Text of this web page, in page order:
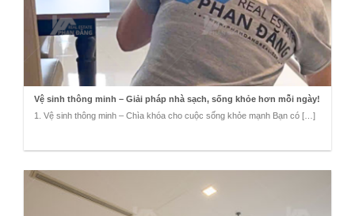
Vệ sinh thông minh – Giải pháp nhà sạch, sống khỏe hơn mỗi ngày!
1. Vệ sinh thông minh – Chìa khóa cho cuộc sống khỏe mạnh Bạn có […]